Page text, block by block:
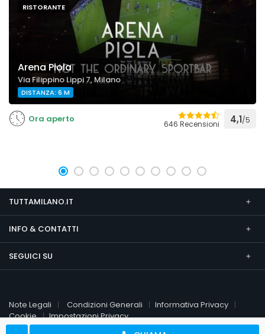
RISTORANTE
Arena Piola
Via Filippino Lippi 7, Milano
DISTANZA: 6 M
Ora aperto 646 Recensioni 4,1/5
TUTTAMILANO.IT
INFO & CONTATTI
SEGUICI SU
Note Legali Condizioni Generali
Informativa Privacy
Cookie
Impostazioni Privacy